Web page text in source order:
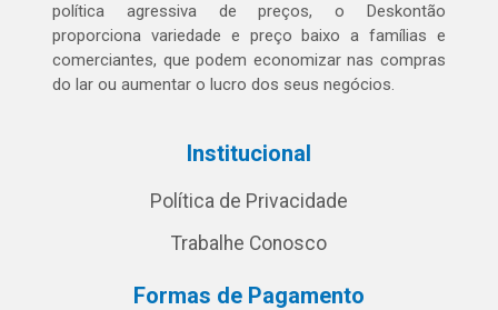
política agressiva de preços, o Deskontão
proporciona variedade e preço baixo a famílias e
comerciantes, que podem economizar nas compras
do lar ou aumentar o lucro dos seus negócios.
Institucional
Política de Privacidade
Trabalhe Conosco
Formas de Pagamento